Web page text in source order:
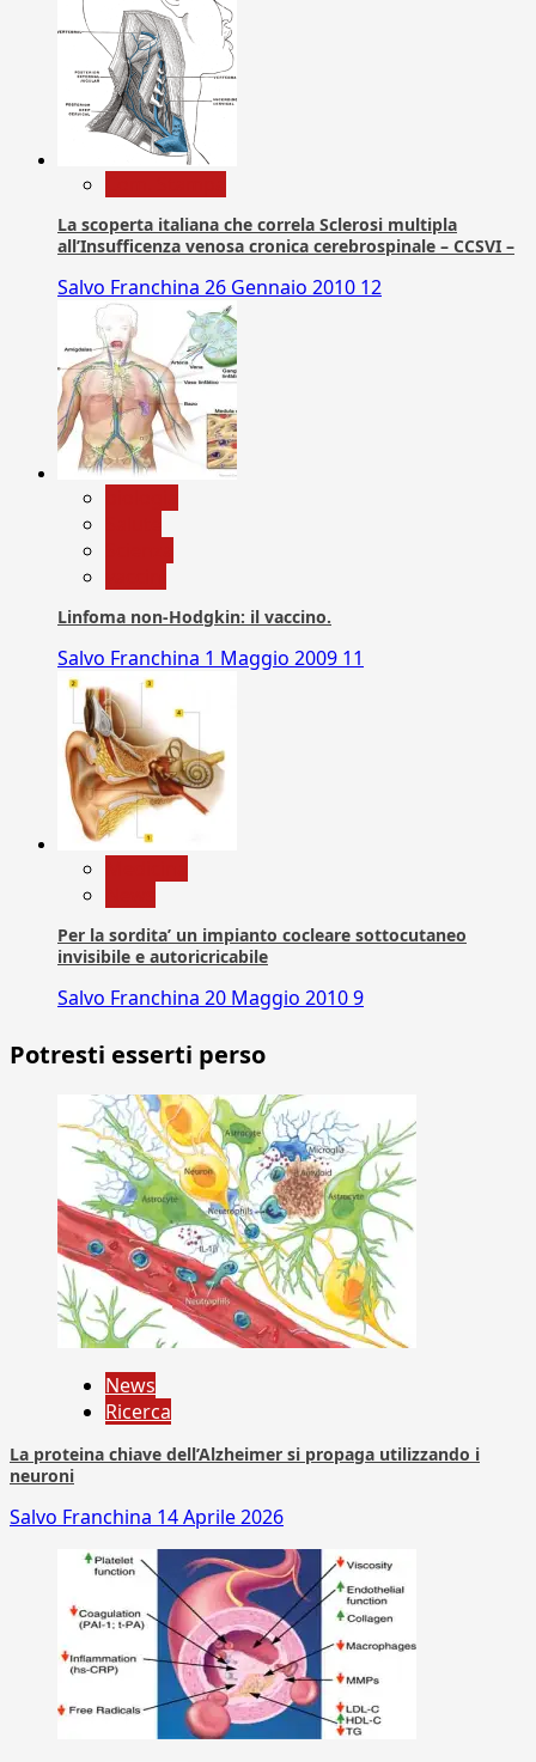
La scoperta italiana che correla Sclerosi multipla
all’Insufficenza venosa cronica cerebrospinale – CCSVI –
Salvo Franchina 26 Gennaio 2010 12
Linfoma non-Hodgkin: il vaccino.
Salvo Franchina 1 Maggio 2009 11
Per la sordita’ un impianto cocleare sottocutaneo
invisibile e autoricricabile
Salvo Franchina 20 Maggio 20109
Potresti esserti perso
News
Ricerca
La proteina chiave dell’Alzheimer si propaga utilizzando i
neuroni
Salvo Franchina 14 Aprile 2026